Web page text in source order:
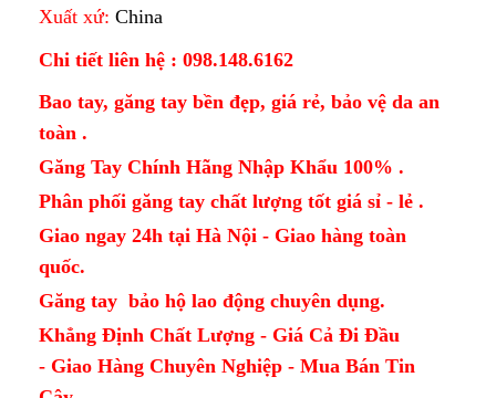
Xuất xứ: China
Chi tiết liên hệ : 098.148.6162
Bao tay, găng tay bền đẹp, giá rẻ, bảo vệ da an
toàn .
Găng Tay Chính Hãng Nhập Khẩu 100% .
Phân phối găng tay chất lượng tốt giá sỉ - lẻ .
Giao ngay 24h tại Hà Nội - Giao hàng toàn
quốc.
Găng tay bảo hộ lao động chuyên dụng.
Khẳng Định Chất Lượng - Giá Cả Đi Đầu
- Giao Hàng Chuyên Nghiệp - Mua Bán Tin